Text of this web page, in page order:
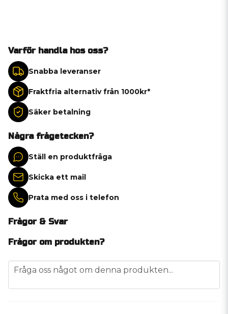
Varför handla hos oss?
Snabba leveranser
Fraktfria alternativ från 1000kr*
Säker betalning
Några frågetecken?
Ställ en produktfråga
Skicka ett mail
Prata med oss i telefon
Frågor & Svar
Frågor om produkten?
question
Fråga oss något om denna produkten...